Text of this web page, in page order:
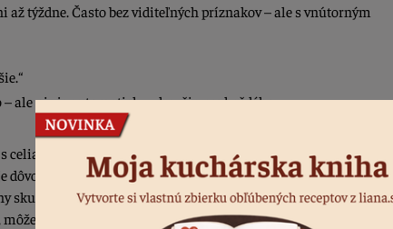
týždne. Často bez viditeľných príznakov – ale s vnútorným
ale nie je automaticky zdravšia pre každého.
celiakiou, alergiou na pšenicu či neceliakálnou precitlivenosťou
dôvod úplne vylúčiť lepok zo stravy – lepkové obilniny obsahujú aj
skupiny B či železo.
byť striedanie bezlepkových a lepkových jedál vhodným